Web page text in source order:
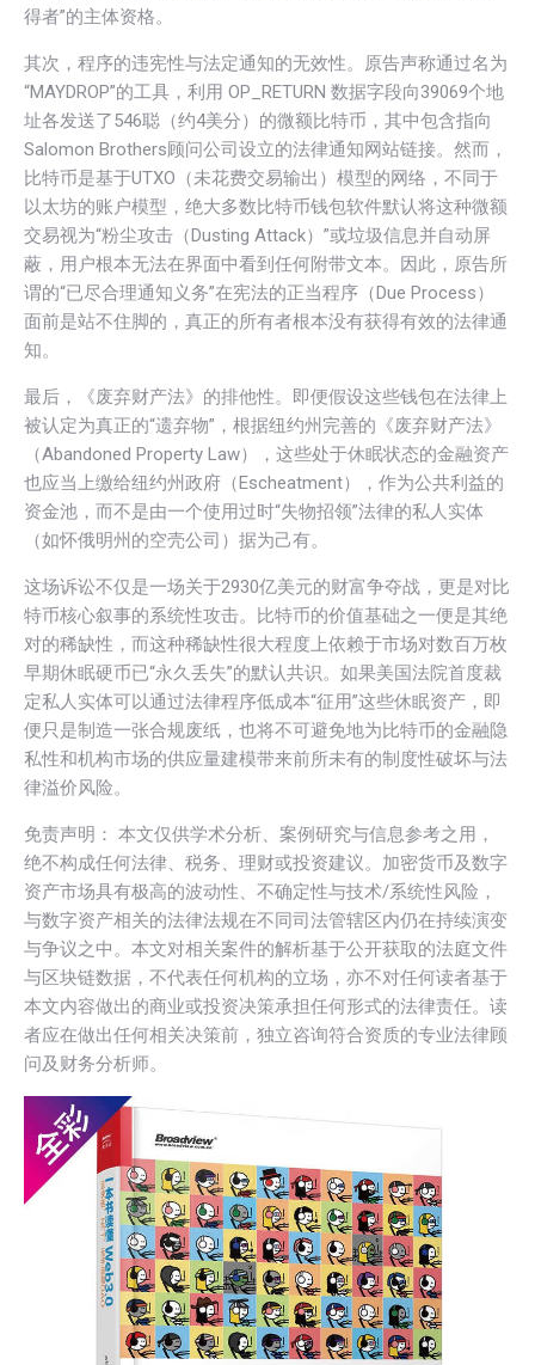
得者”的主体资格。
其次，程序的违宪性与法定通知的无效性。原告声称通过名为
“MAYDROP”的工具，利用 OP_RETURN 数据字段向39069个地
址各发送了546聪（约4美分）的微额比特币，其中包含指向
Salomon Brothers顾问公司设立的法律通知网站链接。然而，
比特币是基于UTXO（未花费交易输出）模型的网络，不同于
以太坊的账户模型，绝大多数比特币钱包软件默认将这种微额
交易视为“粉尘攻击 （Dusting Attack）”或垃圾信息并自动屏
蔽，用户根本无法在界面中看到任何附带文本。因此，原告所
谓的“已尽合理通知义务”在宪法的正当程序（Due Process）
面前是站不住脚的，真正的所有者根本没有获得有效的法律通
知。
最后，《废弃财产法》的排他性。即便假设这些钱包在法律上
被认定为真正的“遗弃物”，根据纽约州完善的《废弃财产法》
（Abandoned Property Law），这些处于休眠状态的金融资产
也应当上缴给纽约州政府（Escheatment），作为公共利益的
资金池，而不是由一个使用过时“失物招领”法律的私人实体
（如怀俄明州的空壳公司）据为己有。
这场诉讼不仅是一场关于2930亿美元的财富争夺战，更是对比
特币核心叙事的系统性攻击。比特币的价值基础之一便是其绝
对的稀缺性，而这种稀缺性很大程度上依赖于市场对数百万枚
早期休眠硬币已“永久丢失”的默认共识。如果美国法院首度裁
定私人实体可以通过法律程序低成本“征用”这些休眠资产，即
便只是制造一张合规废纸，也将不可避免地为比特币的金融隐
私性和机构市场的供应量建模带来前所未有的制度性破坏与法
律溢价风险。
免责声明： 本文仅供学术分析、案例研究与信息参考之用，
绝不构成任何法律、税务、理财或投资建议。加密货币及数字
资产市场具有极高的波动性、不确定性与技术/系统性风险，
与数字资产相关的法律法规在不同司法管辖区内仍在持续演变
与争议之中。本文对相关案件的解析基于公开获取的法庭文件
与区块链数据，不代表任何机构的立场，亦不对任何读者基于
本文内容做出的商业或投资决策承担任何形式的法律责任。读
者应在做出任何相关决策前，独立咨询符合资质的专业法律顾
问及财务分析师。